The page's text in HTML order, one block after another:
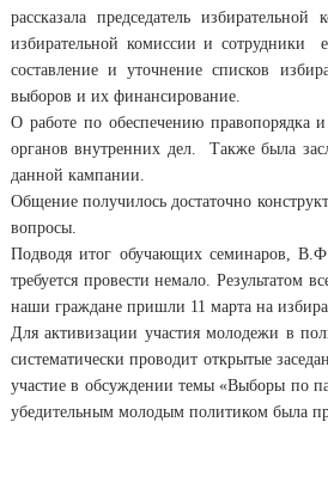
рассказала председатель
избирательной комиссии и сотрудники
составление и уточнение списков
выборов и их финансирование.
О работе по обеспечению правопорядка
органов внутренних дел. Также была
данной кампании.
Общение получилось достаточно
вопросы.
Подводя итог обучающих семинаров,
требуется провести немало. Результатом
наши граждане пришли 11 марта на
Для активизации участия молодежи в
систематически проводит открытые
участие в обсуждении темы «Выборы по
убедительным молодым политиком была